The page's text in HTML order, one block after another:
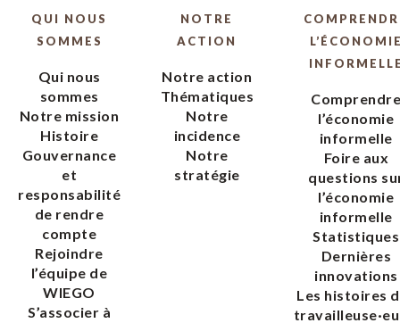
QUI NOUS
SOMMES
Qui nous
sommes
Notre mission
Histoire
Gouvernance
et
responsabilité
de rendre
compte
Rejoindre
l’équipe de
WIEGO
S’associer à
NOTRE
ACTION
Notre action
Thématiques
Notre
incidence
Notre
stratégie
l’économie
informelle
Foire aux
questions
l’économie
informelle
Statistiques
Dernières
innovations
Les histoires